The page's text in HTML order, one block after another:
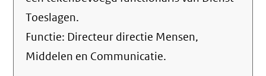
Toeslagen.
Functie: Directeur directie Mensen,
Middelen en Communicatie.